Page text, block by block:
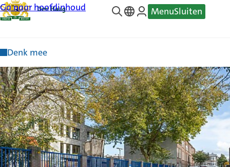
Ga naar hoofdinhoud
—
MenuSluiten
Denk mee